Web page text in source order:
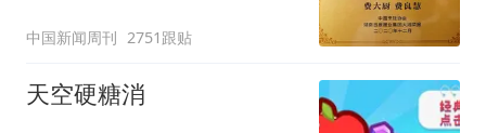
中国新闻周刊 2751跟贴
天空硬糖消